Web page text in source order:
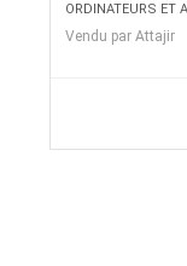
ORDINATEURS ET
Vendu par Attajir